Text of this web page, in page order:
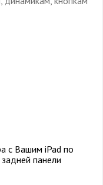
с Вашим iPad по
панели